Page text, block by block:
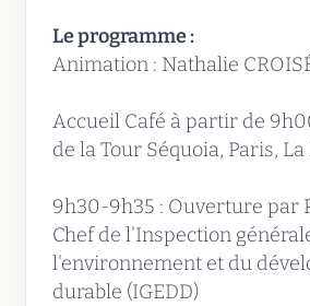
Le programme :
Animation : Nathalie
Accueil Café à partir de
de la Tour Séquoia, Paris,
9h30-9h35 : Ouverture par
Chef de l'Inspection
l'environnement et du
durable (IGEDD)